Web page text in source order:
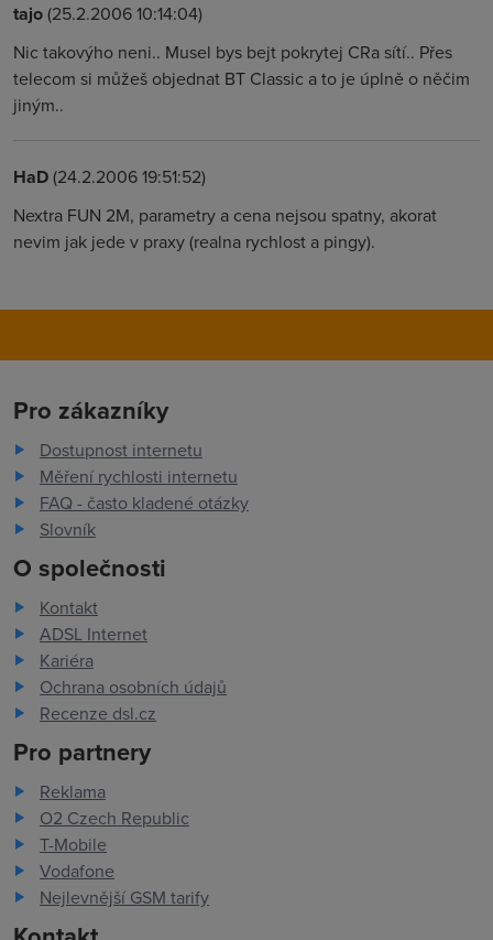
tajo(25.2.2006 10:14:04)
Nic takovýho neni.. Musel bys bejt pokrytej CRa sítí.. Přes
telecom si můžeš objednat BT Classic a to je úplně o něčim
jiným..
HaD(24.2.2006 19:51:52)
Nextra FUN 2M, parametry a cena nejsou spatny, akorat
nevim jak jede v praxy (realna rychlost a pingy).
Pro zákazníky
Dostupnost internetu
Měření rychlosti internetu
FAQ - často kladené otázky
Slovník
O společnosti
Kontakt
ADSL Internet
Kariéra
Ochrana osobních údajů
Recenze dsl.cz
Pro partnery
Reklama
O2 Czech Republic
T-Mobile
Vodafone
Nejlevnější GSM tarify